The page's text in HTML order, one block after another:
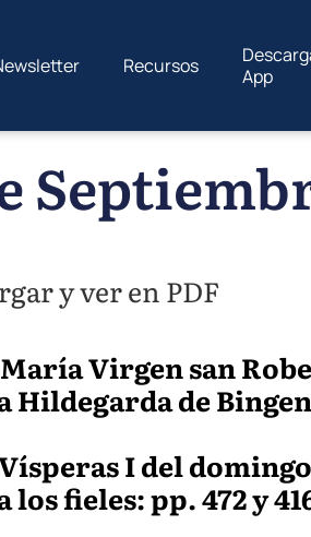
Recursos
App
y ver en PDF
Virgen san
Hildegarda de
I del
los fieles: pp. 472 y